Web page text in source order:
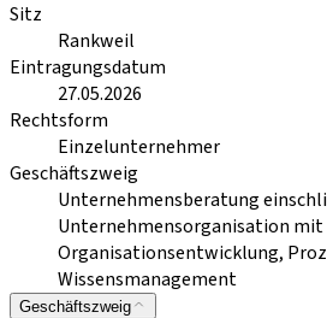
Sitz
Rankweil
Eintragungsdatum
27.05.2026
Rechtsform
Einzelunternehmer
Geschäftszweig
Unternehmensberatung
Unternehmensorganisation mit
Organisationsentwicklung,
Wissensmanagement
Geschäftszweig